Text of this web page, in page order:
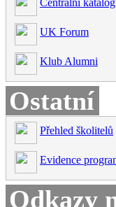
Centrální katalog
UK Forum
Klub Alumni
Ostatní
Přehled školitelů
Evidence
Odkazy